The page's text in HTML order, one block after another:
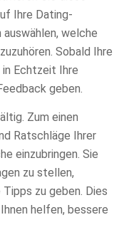
Ihre Dating-
auswählen, welche
Sobald Ihre
in Echtzeit Ihre
geben.
Zum einen
Ratschläge Ihrer
einzubringen. Sie
zu stellen,
zu geben. Dies
helfen, bessere